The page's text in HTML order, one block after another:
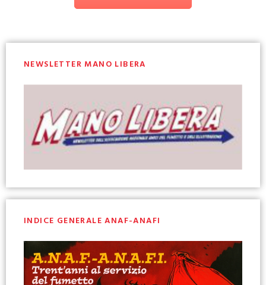
NEWSLETTER MANO LIBERA
INDICE GENERALE ANAF-ANAFI